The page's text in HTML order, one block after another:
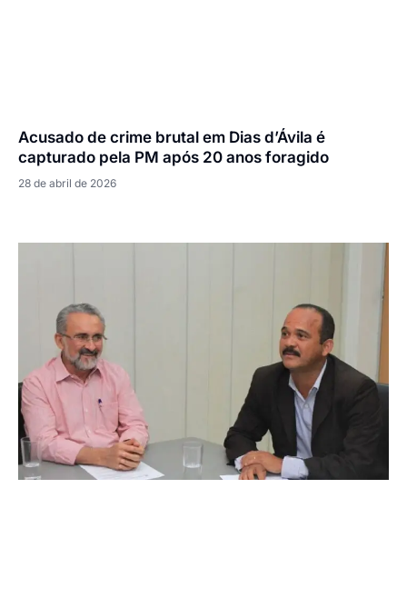
Acusado de crime brutal em Dias d’Ávila é
capturado pela PM após 20 anos foragido
28 de abril de 2026